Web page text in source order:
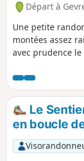
Départ à
Une petite
montées assez
avec prudence
agréables.
Le
en boucle